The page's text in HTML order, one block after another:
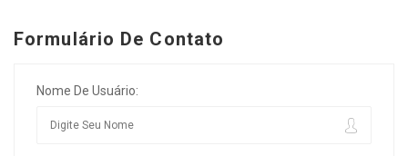
Formulário De Contato
Nome De Usuário: